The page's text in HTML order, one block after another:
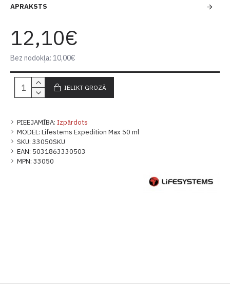
APRAKSTS
PIEEJAMĪBA: Izpārdots
MODEL: Lifestems Expedition Max 50 ml
SKU: 33050SKU
EAN: 5031863330503
MPN: 33050
12,10€
Bez nodokļa: 10,00€
IELIKT GROZĀ